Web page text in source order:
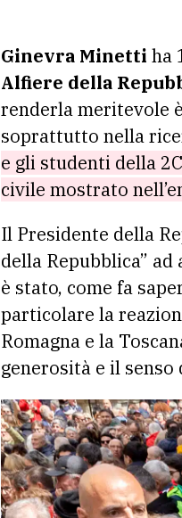
Ginevra Minetti ha
Alfiere della
renderla meritevole
soprattutto nella
e gli studenti della
civile mostrato
Il Presidente della
della Repubblica”
è stato, come fa
particolare la
Romagna e la
generosità e il